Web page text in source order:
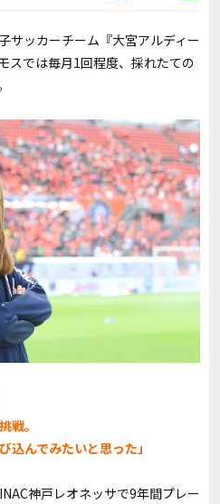
サッカーチーム『大宮アルディー
スでは毎月1回程度、採れたての
戦。
込んでみたいと思った」
神戸レオネッサで9年間プレー